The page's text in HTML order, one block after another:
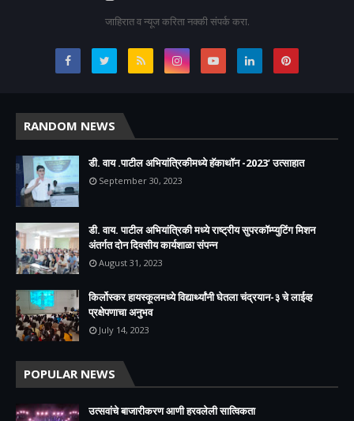
जाहिरात व न्यूज करिता नक्की संपर्क करा.
RANDOM NEWS
डी. वाय .पाटील अभियांत्रिकीमध्ये हॅकाथॉन -2023’ उत्साहात
September 30, 2023
डी. वाय. पाटील अभियांत्रिकी मध्ये राष्ट्रीय सुपरकॉम्प्युटिंग मिशन
अंतर्गत दोन दिवसीय कार्यशाळा संपन्न
August 31, 2023
किर्लोस्कर हायस्कूलमध्ये विद्यार्थ्यांनी घेतला चंद्रयान-३ चे लाईव्ह
प्रक्षेपणाचा अनुभव
July 14, 2023
POPULAR NEWS
उत्सवांचे बाजारीकरण आणी हरवलेली सात्विकता